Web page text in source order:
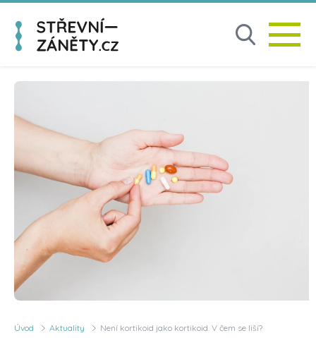
Úvod Aktuality Není kortikoid jako kortikoid. V čem se liší?